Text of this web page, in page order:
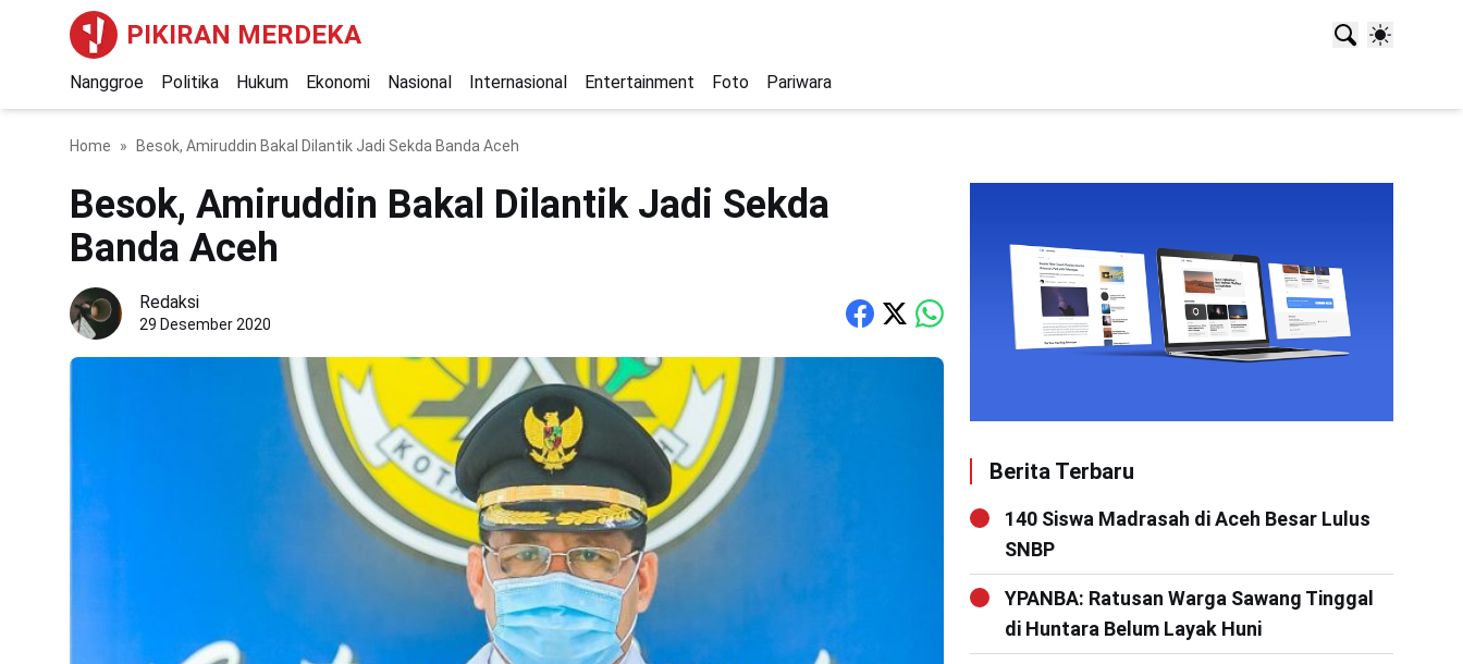
PIKIRAN MERDEKA
Nanggroe Politika Hukum Ekonomi Nasional Internasional Entertainment Foto Pariwara
Home Besok, Amiruddin Bakal Dilantik Jadi Sekda Banda Aceh
Besok, Amiruddin Bakal Dilantik Jadi Sekda
Banda Aceh
Redaksi
29 Desember 2020
Berita Terbaru
140 Siswa Madrasah di Aceh Besar Lulus
SNBP
YPANBA: Ratusan Warga Sawang Tinggal
di Huntara Belum Layak Huni